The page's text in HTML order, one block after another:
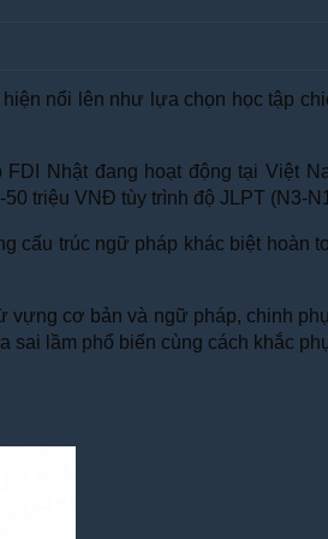
nổi lên như lựa chọn học tập
Nhật đang hoạt động tại Việt
triệu VNĐ tùy trình độ JLPT (N3-
cấu trúc ngữ pháp khác biệt hoàn
cơ bản và ngữ pháp, chinh
lầm phổ biến cùng cách khắc